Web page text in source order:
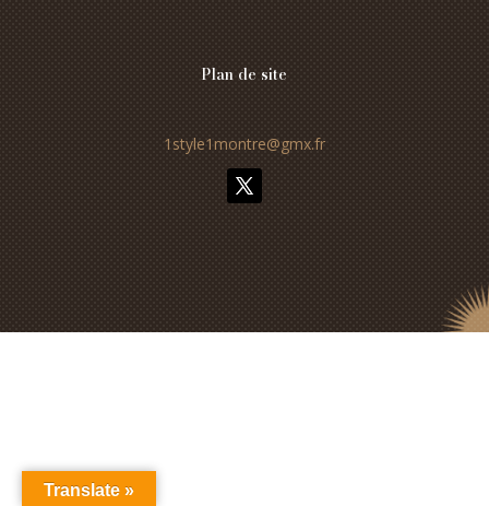
Plan de site
1style1montre@gmx.fr
Translate »